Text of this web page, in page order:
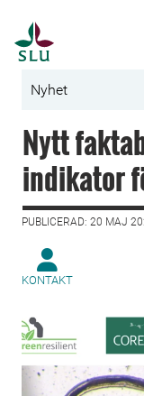
Nyhet
Nytt
indikator
PUBLICERAD: 20 MAJ
KONTAKT